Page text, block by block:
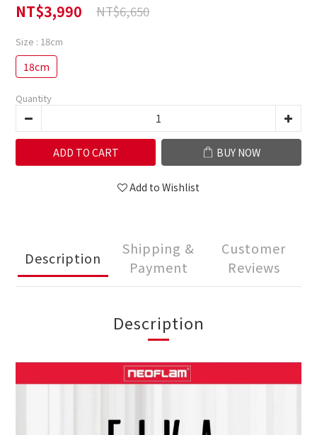
NT$3,990 NT$6,650
Size : 18cm
18cm
Quantity
ADD TO CART BUY NOW
Add to Wishlist
Description
Shipping &
Payment
Customer
Reviews
Description